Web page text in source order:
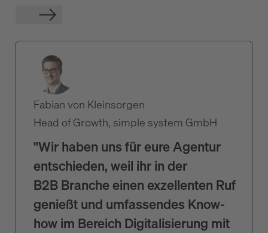
Fabian von Kleinsorgen
Head of Growth, simple system GmbH
"Wir haben uns für eure Agentur
entschieden, weil ihr in der
B2B Branche einen exzellenten Ruf
genießt und umfassendes Know-
how im Bereich Digitalisierung mit